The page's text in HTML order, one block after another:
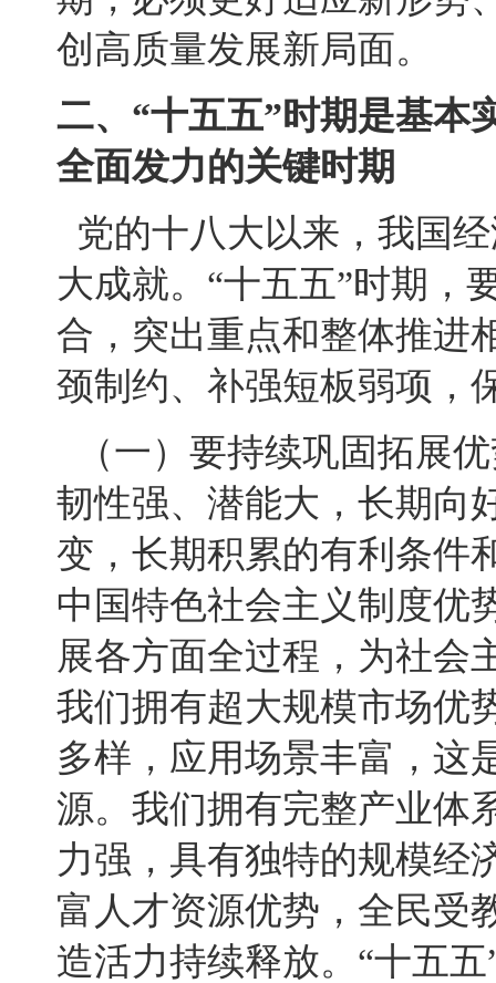
创高质量发展新局面。
二、“十五五”时期是基本
全面发力的关键时期
党的十八大以来，我国
大成就。“十五五”时期，
合，突出重点和整体推进
颈制约、补强短板弱项，
（一）要持续巩固拓展
韧性强、潜能大，长期向
变，长期积累的有利条件
中国特色社会主义制度优
展各方面全过程，为社会
我们拥有超大规模市场优
多样，应用场景丰富，这
源。我们拥有完整产业体
力强，具有独特的规模经
富人才资源优势，全民受
造活力持续释放。“十五